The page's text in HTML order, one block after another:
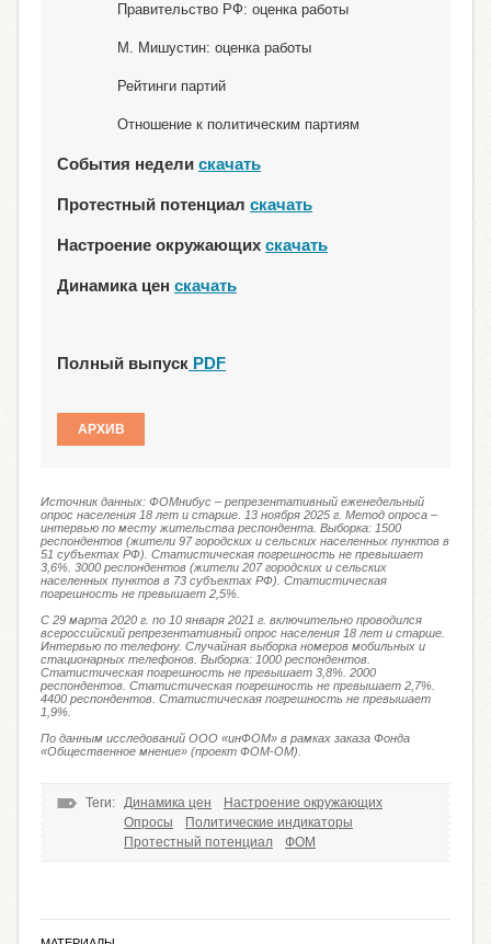
Правительство РФ: оценка работы
М. Мишустин: оценка работы
Рейтинги партий
Отношение к политическим партиям
События недели скачать
Протестный потенциал скачать
Настроение окружающих скачать
Динамика цен скачать
Полный выпуск PDF
АРХИВ
Источник данных: ФОМнибус – репрезентативный еженедельный
опрос населения 18 лет и старше. 13 ноября 2025 г. Метод опроса –
интервью по месту жительства респондента. Выборка: 1500
респондентов (жители 97 городских и сельских населенных пунктов в
51 субъектах РФ). Статистическая погрешность не превышает
3,6%. 3000 респондентов (жители 207 городских и сельских
населенных пунктов в 73 субъектах РФ). Статистическая
погрешность не превышает 2,5%.
C 29 марта 2020 г. по 10 января 2021 г. включительно проводился
всероссийский репрезентативный опрос населения 18 лет и старше.
Интервью по телефону. Случайная выборка номеров мобильных и
стационарных телефонов. Выборка: 1000 респондентов.
Статистическая погрешность не превышает 3,8%. 2000
респондентов. Статистическая погрешность не превышает 2,7%.
4400 респондентов. Статистическая погрешность не превышает
1,9%.
По данным исследований ООО «инФОМ» в рамках заказа Фонда
«Общественное мнение» (проект ФОМ-ОМ).
Теги: Динамика цен
Настроение окружающих
Опросы
Политические индикаторы
Протестный потенциал
ФОМ